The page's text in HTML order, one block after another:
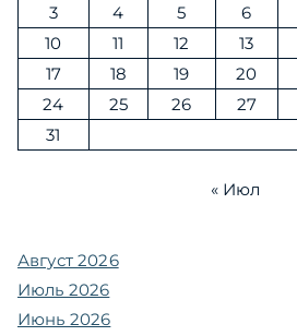
3
4 5 6
10
11 12 13
17
18 19 20
24
25 26 27
31
« Июл
Август 2026
Июль 2026
Июнь 2026